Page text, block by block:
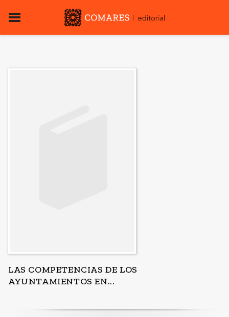
LAS COMPETENCIAS DE LOS
AYUNTAMIENTOS EN...